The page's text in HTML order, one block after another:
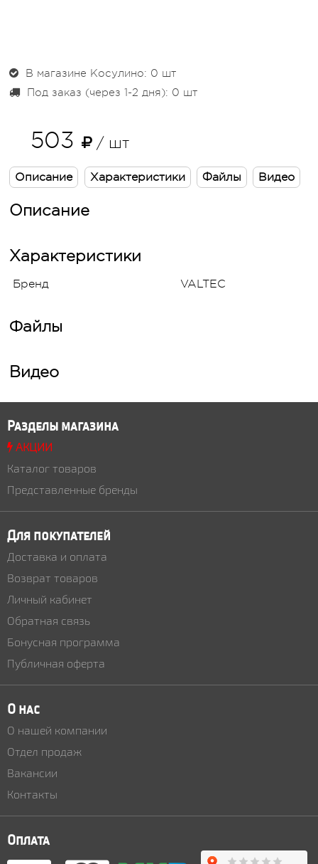
В магазине Косулино: 0 шт
Под заказ (через 1-2 дня): 0 шт
503 / шт
Описание Характеристики Файлы Видео
Описание
Характеристики
Бренд VALTEC
Файлы
Видео
Разделы магазина
АКЦИИ
Каталог товаров
Представленные бренды
Для покупателей
Доставка и оплата
Возврат товаров
Личный кабинет
Обратная связь
Бонусная программа
Публичная оферта
О нас
О нашей компании
Отдел продаж
Вакансии
Контакты
Оплата